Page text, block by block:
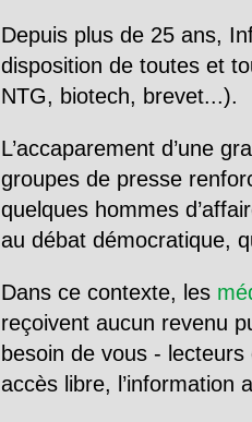
Depuis plus de 25 ans,
disposition de toutes et
NTG, biotech, brevet...).
L’accaparement d’une
groupes de presse
quelques hommes
au débat démocratique,
Dans ce contexte, les
reçoivent aucun revenu
besoin de vous -
accès libre, l’information